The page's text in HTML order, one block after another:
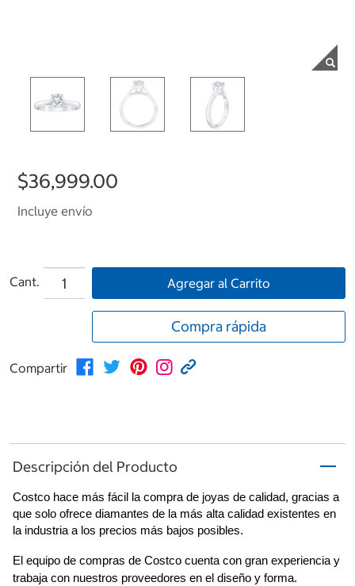
$36,999.00
Incluye envío
Cant. Agregar al Carrito
Compra rápida
Compartir
Descripción del Producto
Costco hace más fácil la compra de joyas de calidad, gracias a
que solo ofrece diamantes de la más alta calidad existentes en
la industria a los precios más bajos posibles.
El equipo de compras de Costco cuenta con gran experiencia y
trabaja con nuestros proveedores en el diseño y forma.